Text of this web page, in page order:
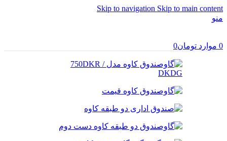
Skip to navigation Skip to main content
منو
0 موارد تومان0